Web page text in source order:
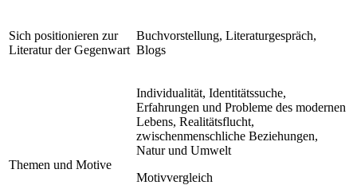
Sich positionieren zur
Literatur der Gegenwart
Buchvorstellung, Literaturgespräch,
Blogs
Themen und Motive
Individualität, Identitätssuche,
Erfahrungen und Probleme des modernen
Lebens, Realitätsflucht,
zwischenmenschliche Beziehungen,
Natur und Umwelt
Motivvergleich